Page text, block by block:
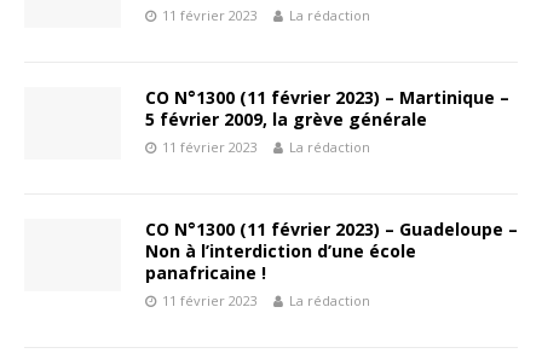
11 février 2023 La rédaction
CO N°1300 (11 février 2023) – Martinique –
5 février 2009, la grève générale
11 février 2023 La rédaction
CO N°1300 (11 février 2023) – Guadeloupe –
Non à l’interdiction d’une école
panafricaine !
11 février 2023 La rédaction